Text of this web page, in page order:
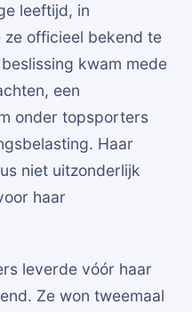
leeftijd, in
officieel bekend te
kwam mede
een
onder topsporters
Haar
niet uitzonderlijk
haar
leverde vóór haar
Ze won tweemaal